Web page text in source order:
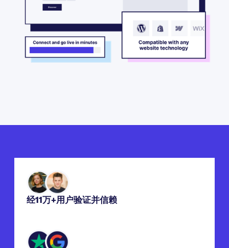
经11万+用户验证并信赖